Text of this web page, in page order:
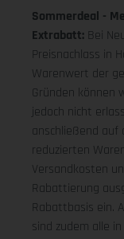
Sommerdeal -
Extrabatt: Bei
Preisnachlass in
Warenwert der
Gründen können
jedoch nicht
anschließend
reduzierten
Versandkosten
Rabattierung
Rabattbasis ein.
sind zudem alle